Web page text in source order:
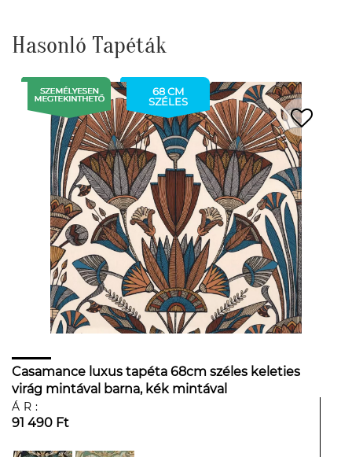
Hasonló Tapéták
68 CM
SZÉLES
Casamance luxus tapéta 68cm széles keleties
virág mintával barna, kék mintával
ÁR:
91 490 Ft